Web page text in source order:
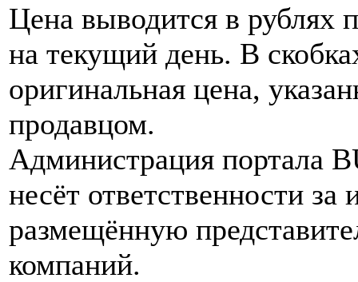
Цена выводится в рублях
на текущий день. В
оригинальная цена,
продавцом.
Администрация портала
несёт ответственности
размещённую
компаний.